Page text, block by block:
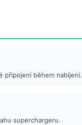
připojení během nabíjení.
superchargeru.